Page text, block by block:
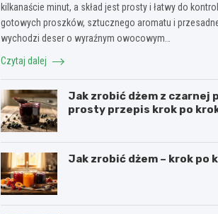
kilkanaście minut, a skład jest prosty i łatwy do
gotowych proszków, sztucznego aromatu i
wychodzi deser o wyraźnym owocowym…
Czytaj dalej
Jak zrobić dżem z czarnej
prosty przepis krok po
Jak zrobić dżem – krok po